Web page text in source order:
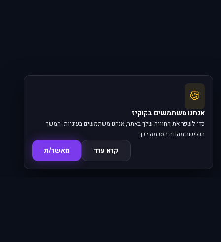
🍪
אנחנו משתמשים בקוקיז
כדי לשפר את החוויה שלך באתר, אנחנו משתמשים בעוגיות. המשך
הגלישה מהווה הסכמה לכך.
קרא עוד מאשר/ת